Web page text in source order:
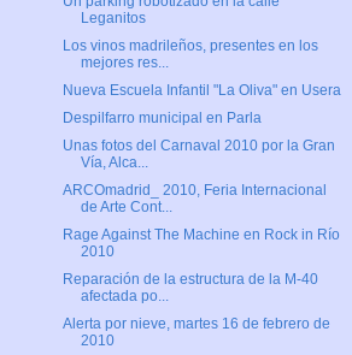
Leganitos
Los vinos madrileños, presentes en los
mejores res...
Nueva Escuela Infantil "La Oliva" en Usera
Despilfarro municipal en Parla
Unas fotos del Carnaval 2010 por la Gran
Vía, Alca...
ARCOmadrid_ 2010, Feria Internacional
de Arte Cont...
Rage Against The Machine en Rock in Río
2010
Reparación de la estructura de la M-40
afectada po...
Alerta por nieve, martes 16 de febrero de
2010